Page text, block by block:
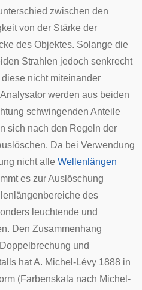
zwischen den
von der Stärke der
des Objektes. Solange die
Strahlen jedoch senkrecht
nicht miteinander
werden aus beiden
schwingenden Anteile
sich nach den Regeln der
Da bei Verwendung
nicht alle Wellenlängen
es zur Auslöschung
des
leuchtende und
Den Zusammenhang
und
hat A. Michel-Lévy 1888 in
(Farbenskala nach Michel-